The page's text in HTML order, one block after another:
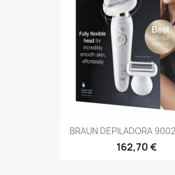
BRAUN DEPILADORA
162,70 €